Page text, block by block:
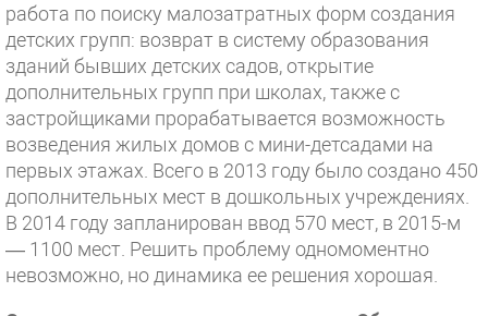
работа по поиску малозатратных форм создания
детских групп: возврат в систему образования
зданий бывших детских садов, открытие
дополнительных групп при школах, также с
застройщиками прорабатывается возможность
возведения жилых домов с мини-детсадами на
первых этажах. Всего в 2013 году было создано 450
дополнительных мест в дошкольных учреждениях.
В 2014 году запланирован ввод 570 мест, в 2015-м
— 1100 мест. Решить проблему одномоментно
невозможно, но динамика ее решения хорошая.